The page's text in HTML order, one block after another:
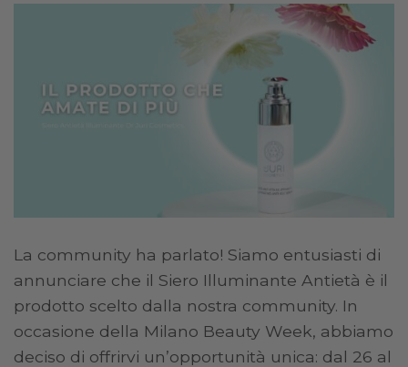
La community ha parlato! Siamo entusiasti di
annunciare che il Siero Illuminante Antietà è il
prodotto scelto dalla nostra community. In
occasione della Milano Beauty Week, abbiamo
deciso di offrirvi un’opportunità unica: dal 26 al